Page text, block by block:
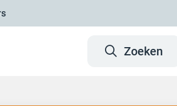
Zoeken